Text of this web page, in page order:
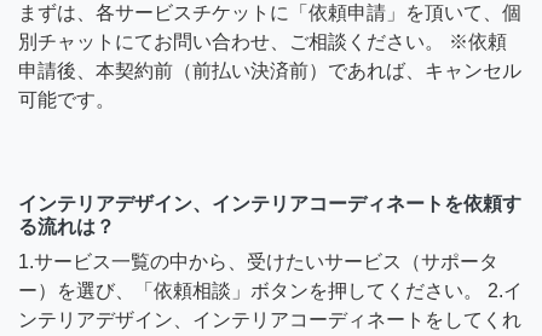
まずは、各サービスチケットに「依頼申請」を頂いて、個
別チャットにてお問い合わせ、ご相談ください。 ※依頼
申請後、本契約前（前払い決済前）であれば、キャンセル
可能です。
インテリアデザイン、インテリアコーディネートを依頼す
る流れは？
1.サービス一覧の中から、受けたいサービス（サポータ
ー）を選び、「依頼相談」ボタンを押してください。 2.イ
ンテリアデザイン、インテリアコーディネートをしてくれ